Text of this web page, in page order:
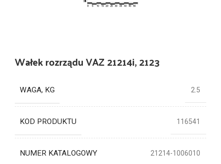
Wałek rozrządu VAZ 21214i, 2123
WAGA, KG 2.5
KOD PRODUKTU 116541
NUMER KATALOGOWY 21214-1006010